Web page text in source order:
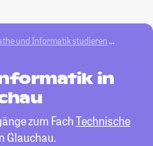
und Informatik studieren
in
zum FachTechnische
Glauchau.